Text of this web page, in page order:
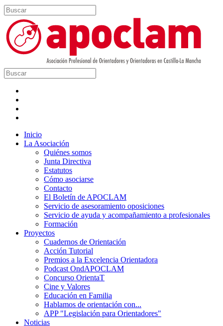
Inicio
La Asociación
Quiénes somos
Junta Directiva
Estatutos
Cómo asociarse
Contacto
El Boletín de APOCLAM
Servicio de asesoramiento oposiciones
Servicio de ayuda y acompañamiento a profesionales
Formación
Proyectos
Cuadernos de Orientación
Acción Tutorial
Premios a la Excelencia Orientadora
Podcast OndAPOCLAM
Concurso OrientaT
Cine y Valores
Educación en Familia
Hablamos de orientación con...
APP "Legislación para Orientadores"
Noticias